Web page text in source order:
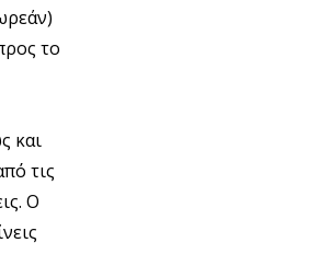
το
και
τις
Ο